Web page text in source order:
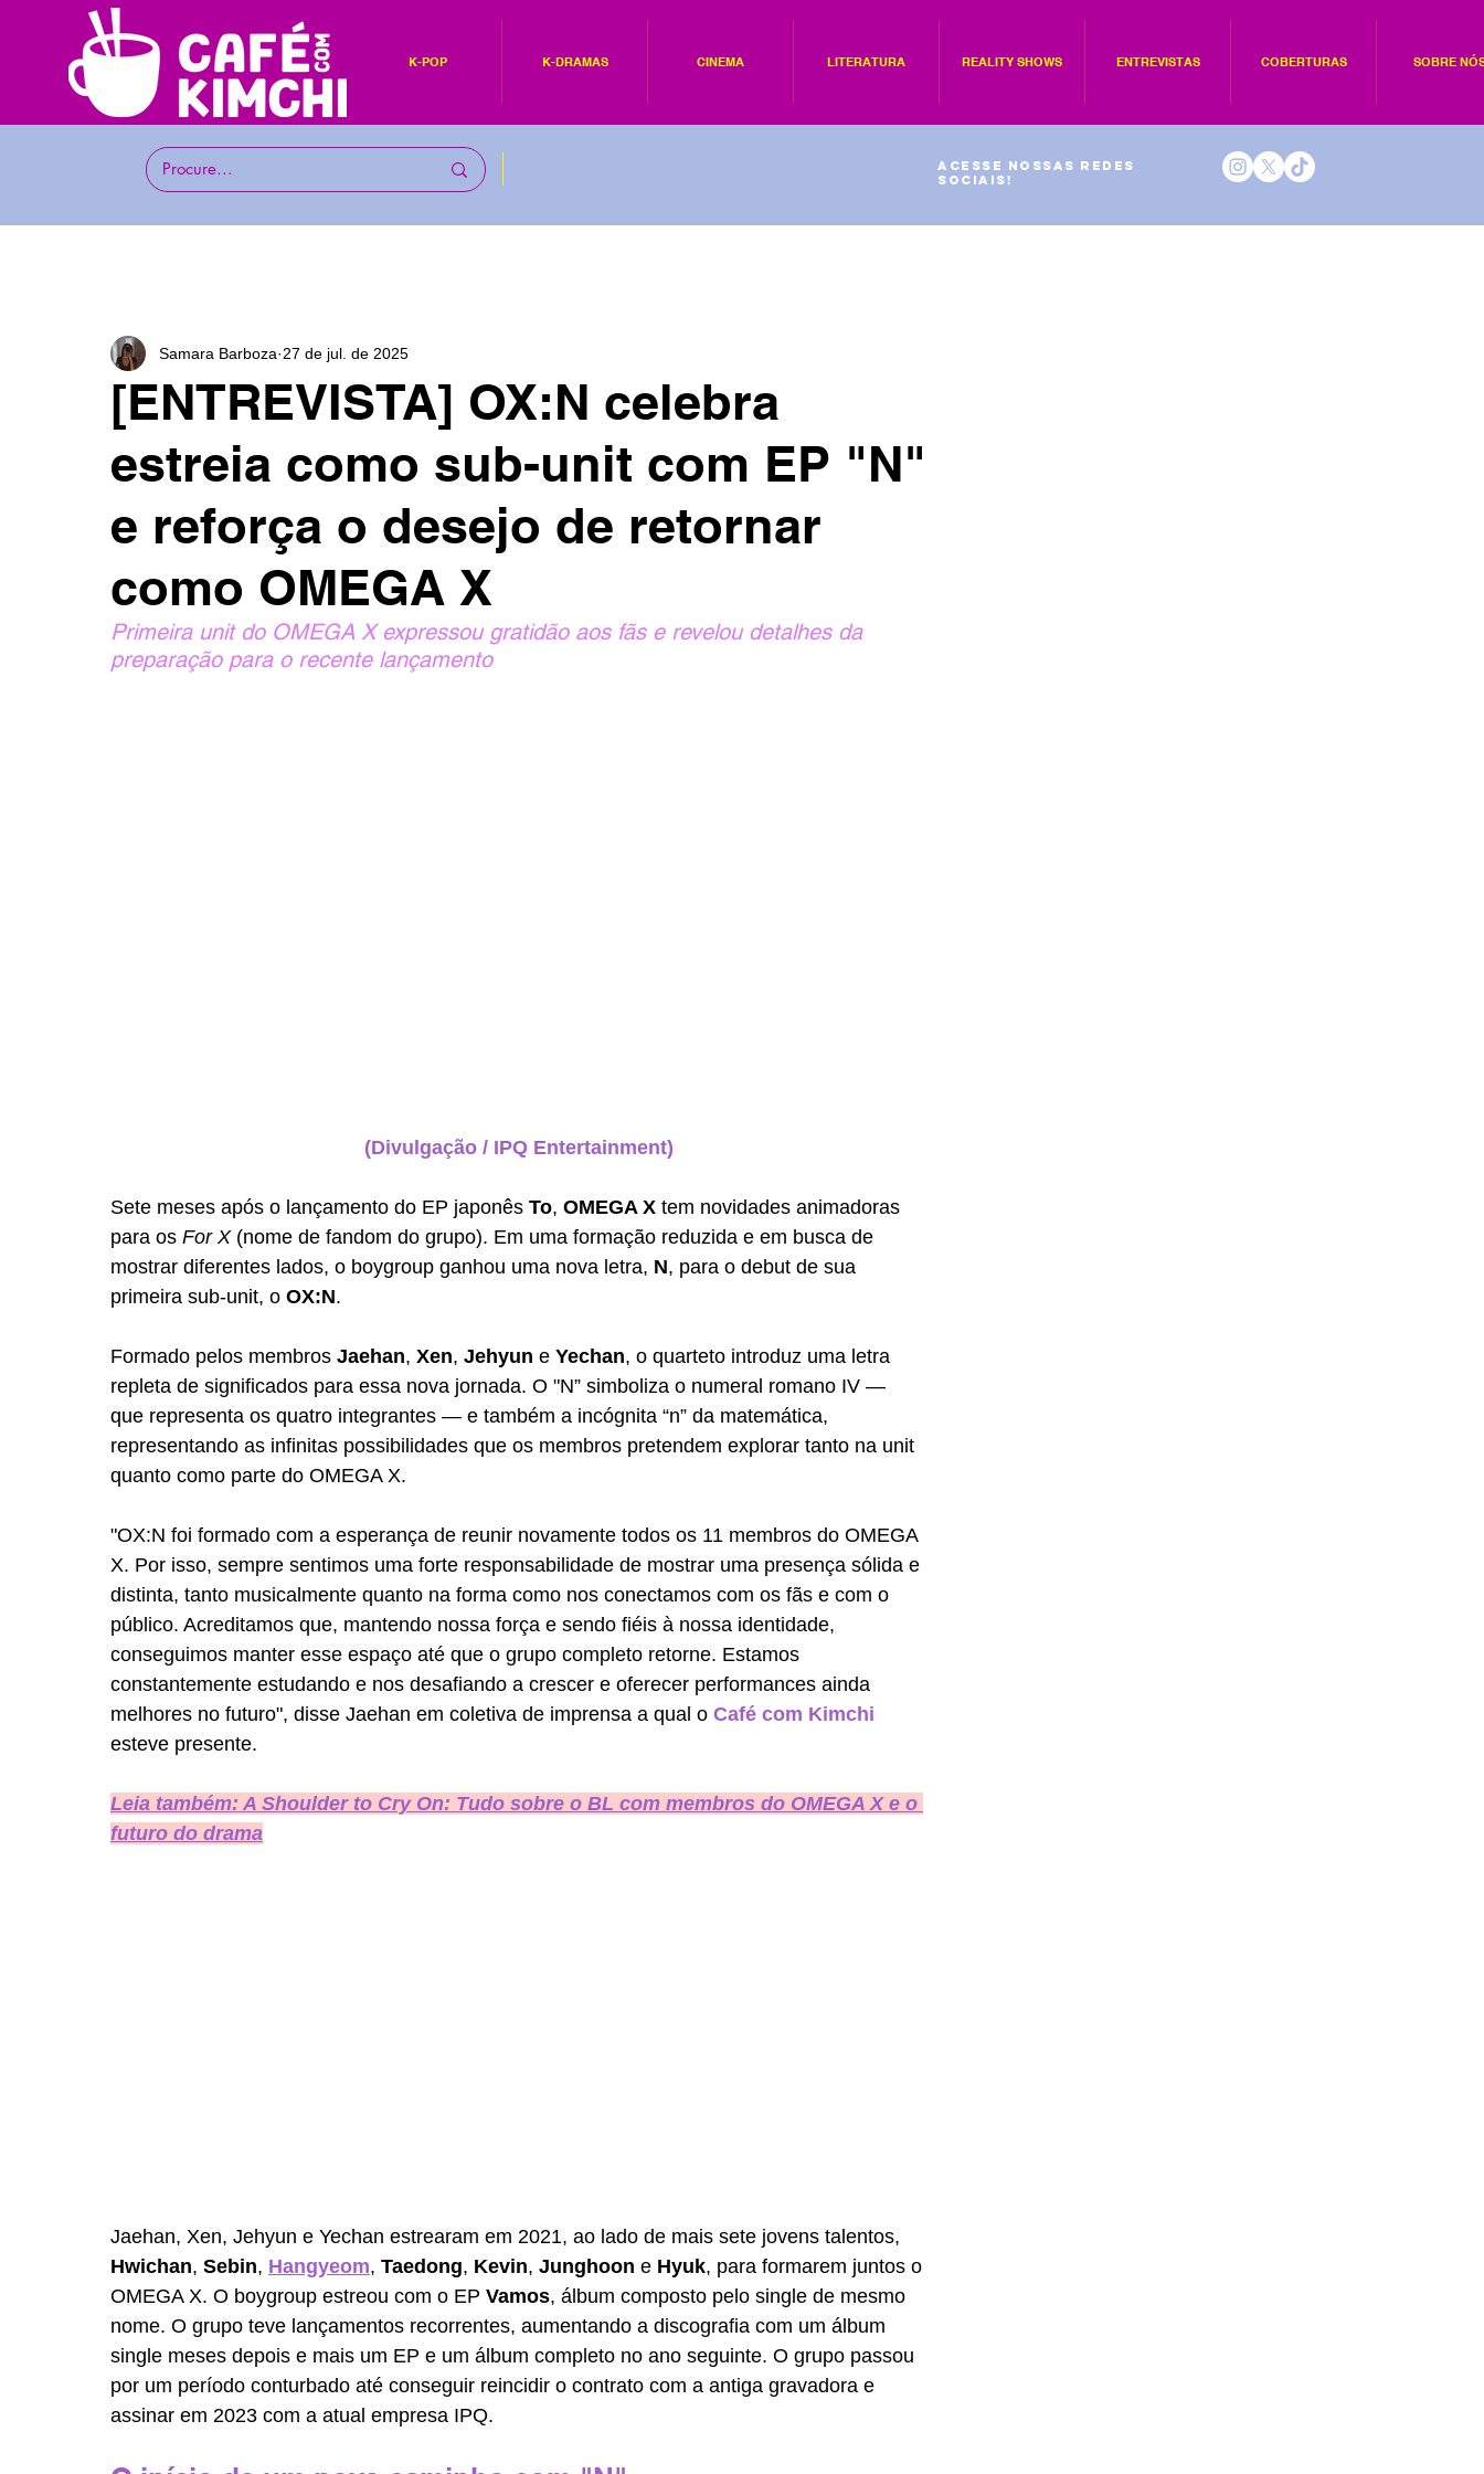
K-POP K-DRAMAS CINEMA LITERATURA REALITY SHOWS ENTREVISTAS COBERTURAS SOBRE
Acesse nossas redes
sociais!
[ENTREVISTA] OX:N celebra
estreia como sub-unit com EP "N"
e reforça o desejo de retornar
como OMEGA X
Samara Barboza 27 de jul. de 2025
Primeira unit do OMEGA X expressou gratidão aos fãs e revelou detalhes da
preparação para o recente lançamento
(Divulgação / IPQ Entertainment)
Sete meses após o lançamento do EP japonês To, OMEGA X tem novidades animadoras
para os For X (nome de fandom do grupo). Em uma formação reduzida e em busca de
mostrar diferentes lados, o boygroup ganhou uma nova letra, N, para o debut de sua
primeira sub-unit, o OX:N.
Formado pelos membros Jaehan, Xen, Jehyun e Yechan, o quarteto introduz uma letra
repleta de significados para essa nova jornada. O "N” simboliza o numeral romano IV —
que representa os quatro integrantes — e também a incógnita “n” da matemática,
representando as infinitas possibilidades que os membros pretendem explorar tanto na unit
quanto como parte do OMEGA X.
"OX:N foi formado com a esperança de reunir novamente todos os 11 membros do OMEGA
X. Por isso, sempre sentimos uma forte responsabilidade de mostrar uma presença sólida e
distinta, tanto musicalmente quanto na forma como nos conectamos com os fãs e com o
público. Acreditamos que, mantendo nossa força e sendo fiéis à nossa identidade,
conseguimos manter esse espaço até que o grupo completo retorne. Estamos
constantemente estudando e nos desafiando a crescer e oferecer performances ainda
melhores no futuro", disse Jaehan em coletiva de imprensa a qual o Café com Kimchi
esteve presente.
Leia também: A Shoulder to Cry On: Tudo sobre o BL com membros do OMEGA X e o
futuro do drama
Jaehan, Xen, Jehyun e Yechan estrearam em 2021, ao lado de mais sete jovens talentos,
Hwichan, Sebin, Hangyeom, Taedong, Kevin, Junghoon e Hyuk, para formarem juntos o
OMEGA X. O boygroup estreou com o EP Vamos, álbum composto pelo single de mesmo
nome. O grupo teve lançamentos recorrentes, aumentando a discografia com um álbum
single meses depois e mais um EP e um álbum completo no ano seguinte. O grupo passou
por um período conturbado até conseguir reincidir o contrato com a antiga gravadora e
assinar em 2023 com a atual empresa IPQ.